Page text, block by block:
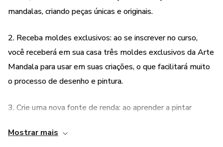
mandalas, criando peças únicas e originais.
2. Receba moldes exclusivos: ao se inscrever no curso,
você receberá em sua casa três moldes exclusivos da Arte
Mandala para usar em suas criações, o que facilitará muito
o processo de desenho e pintura.
3. Crie uma nova fonte de renda: ao aprender a pintar
vendê-las, criando uma nova fonte de renda e
Mostrar mais